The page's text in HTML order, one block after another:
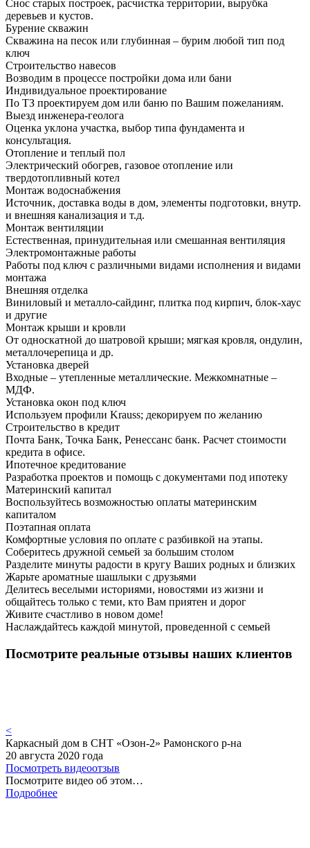
Снос старых построек, расчистка территории, вырубка
деревьев и кустов.
Бурение скважин
Скважина на песок или глубинная – бурим любой тип под
ключ
Строительство навесов
Возводим в процессе постройки дома или бани
Индивидуальное проектирование
По ТЗ проектируем дом или баню по Вашим пожеланиям.
Выезд инженера-геолога
Оценка уклона участка, выбор типа фундамента и
консультация.
Отопление и теплый пол
Электрический обогрев, газовое отопление или
твердотопливный котел
Монтаж водоснабжения
Источник, доставка воды в дом, элементы подготовки, внутр.
и внешняя канализация и т.д.
Монтаж вентиляции
Естественная, принудительная или смешанная вентиляция
Электромонтажные работы
Работы под ключ с различными видами исполнения и видами
монтажа
Внешняя отделка
Виниловый и металло-сайдинг, плитка под кирпич, блок-хаус
и другие
Монтаж крыши и кровли
От односкатной до шатровой крыши; мягкая кровля, ондулин,
металлочерепица и др.
Установка дверей
Входные – утепленные металлические. Межкомнатные –
МДФ.
Установка окон под ключ
Используем профили Krauss; декорируем по желанию
Строительство в кредит
Почта Банк, Точка Банк, Ренессанс банк. Расчет стоимости
кредита в офисе.
Ипотечное кредитование
Разработка проектов и помощь с документами под ипотеку
Материнский капитал
Воспользуйтесь возможностью оплаты материнским
капиталом
Поэтапная оплата
Комфортные условия по оплате с разбивкой на этапы.
Соберитесь дружной семьей за большим столом
Разделите минуты радости в кругу Ваших родных и близких
Жарьте ароматные шашлыки с друзьями
Делитесь веселыми историями, новостями из жизни и
общайтесь только с теми, кто Вам приятен и дорог
Живите счастливо в новом доме!
Наслаждайтесь каждой минутой, проведенной с семьей
Посмотрите реальные отзывы наших клиентов
<
Каркасный дом в СНТ «Озон-2» Рамонского р-на
20 августа 2020 года
Посмотреть видеоотзыв
Посмотрите видео об этом…
Подробнее